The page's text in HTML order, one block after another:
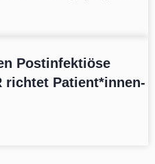
Postinfektiöse
richtet Patient*innen-